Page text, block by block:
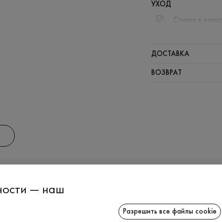
УХОД
Стирка в
ДОСТАВКА
ВОЗВРАТ
— наш
Разрешить все файлы cookie